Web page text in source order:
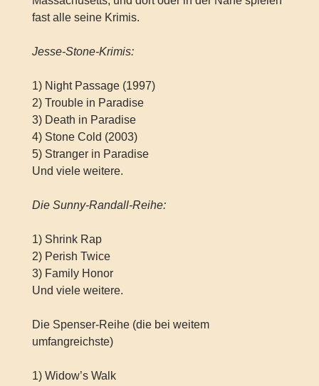
fast alle seine Krimis.
Jesse-Stone-Krimis:
1) Night Passage (1997)
2) Trouble in Paradise
3) Death in Paradise
4) Stone Cold (2003)
5) Stranger in Paradise
Und viele weitere.
Die Sunny-Randall-Reihe:
1) Shrink Rap
2) Perish Twice
3) Family Honor
Und viele weitere.
Die Spenser-Reihe (die bei weitem
umfangreichste)
1) Widow’s Walk